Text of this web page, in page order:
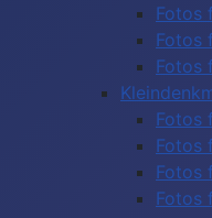
Fotos
Fotos
Fotos
Fotos
Fotos
Fotos
Fotos